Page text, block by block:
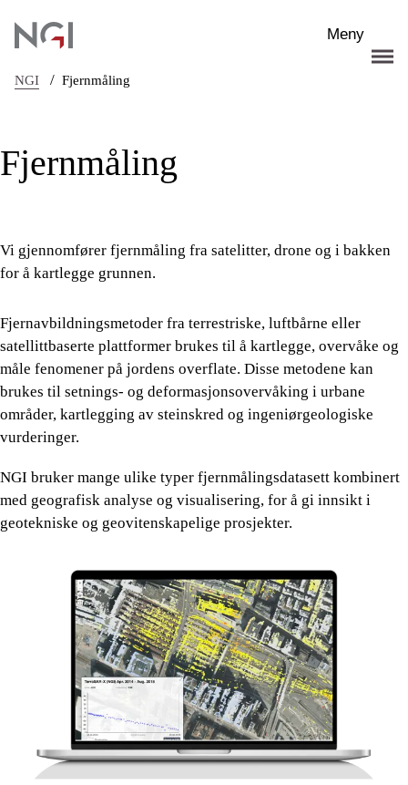
Meny
NGI / Fjernmåling
Fjernmåling
Vi gjennomfører fjernmåling fra satelitter, drone og i bakken
for å kartlegge grunnen.
Fjernavbildningsmetoder fra terrestriske, luftbårne eller
satellittbaserte plattformer brukes til å kartlegge, overvåke og
måle fenomener på jordens overflate. Disse metodene kan
brukes til setnings- og deformasjonsovervåking i urbane
områder, kartlegging av steinskred og ingeniørgeologiske
vurderinger.
NGI bruker mange ulike typer fjernmålingsdatasett kombinert
med geografisk analyse og visualisering, for å gi innsikt i
geotekniske og geovitenskapelige prosjekter.